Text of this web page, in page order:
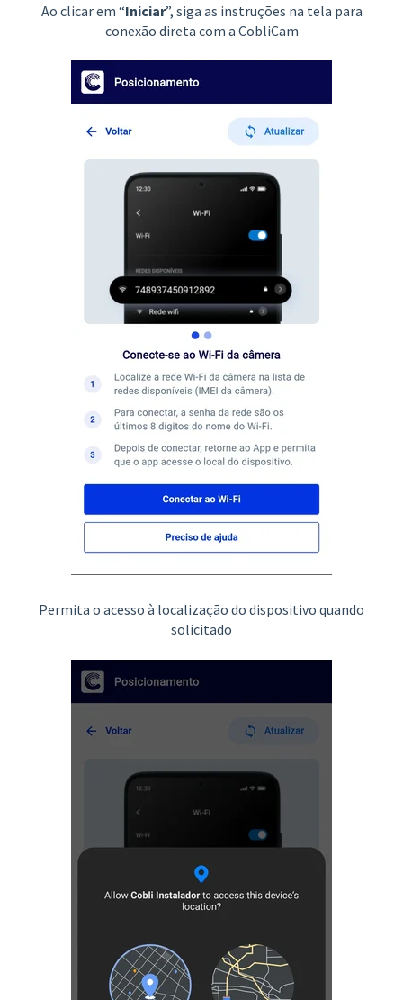
Ao clicar em “Iniciar”, siga as instruções na tela para
conexão direta com a CobliCam
Permita o acesso à localização do dispositivo quando
solicitado